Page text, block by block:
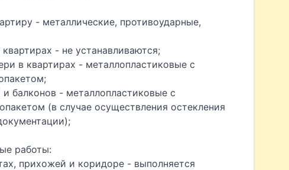
- металлические, противоударные,
- не устанавливаются;
в квартирах - металлопластиковые с
балконов - металлопластиковые с
(в случае осуществления остекления
работы:
прихожей и коридоре - выполняется